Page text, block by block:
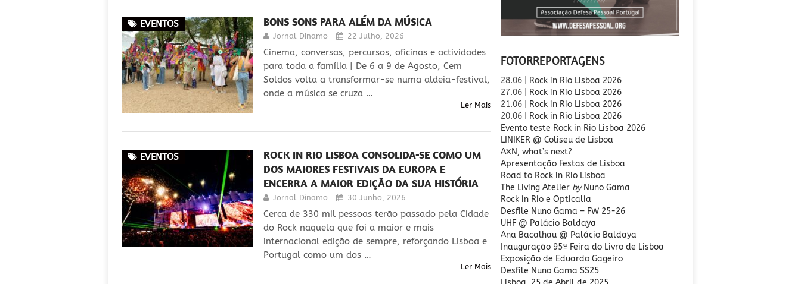
EVENTOS BONS SONS PARA ALÉM DA MÚSICA
Jornal Dínamo 22 Julho, 2026
Cinema, conversas, percursos, oficinas e actividades
para toda a família | De 6 a 9 de Agosto, Cem
Soldos volta a transformar-se numa aldeia-festival,
onde a música se cruza …
Ler Mais
EVENTOS
ROCK IN RIO LISBOA CONSOLIDA-SE COMO UM
DOS MAIORES FESTIVAIS DA EUROPA E
ENCERRA A MAIOR EDIÇÃO DA SUA HISTÓRIA
Jornal Dínamo 30 Junho, 2026
Cerca de 330 mil pessoas terão passado pela Cidade
do Rock naquela que foi a maior e mais
internacional edição de sempre, reforçando Lisboa e
Portugal como um dos …
Ler Mais
FOTORREPORTAGENS
28.06 | Rock in Rio Lisboa 2026
27.06 | Rock in Rio Lisboa 2026
21.06 | Rock in Rio Lisboa 2026
20.06
| Rock in Rio Lisboa 2026
Evento teste Rock in Rio Lisboa 2026
LINIKER @ Coliseu de Lisboa
AXN, what’s next?
Apresentação Festas de Lisboa
Road to Rock in Rio Lisboa
The Living Atelier byNuno Gama
Rock in Rio e Opticalia
Desfile Nuno Gama – FW 25-26
UHF @ Palácio Baldaya
Ana Bacalhau @ Palácio Baldaya
Inauguração 95ª Feira do Livro de Lisboa
Exposição de Eduardo Gageiro
Desfile Nuno Gama SS25